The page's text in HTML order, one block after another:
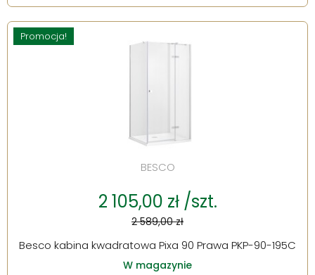
Promocja!
BESCO
2 105,00 zł /szt.
2 589,00 zł
Besco kabina kwadratowa Pixa 90 Prawa PKP-90-195C
W magazynie